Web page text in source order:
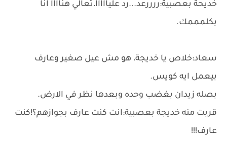
خديحة بعصبية:ررررعد...رد عليااااا،تعالي هناااا انا
بكلمممك.
سعاد:خلاص يا خديجة، هو مش عيل صغير وعارف
بيعمل ايه كويس.
بصله زيدان بغضب وحده وبعدها نظر في الارض.
قربت منه خديجة بعصبية:انت كنت عارف بجوازهم؟!كنت
عارف!!!